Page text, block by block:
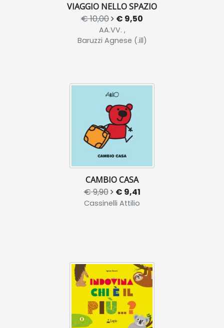
VIAGGIO NELLO SPAZIO
€ 10,00 € 9,50
AA.VV. ,
Baruzzi Agnese (.ill)
CAMBIO CASA
€ 9,90 € 9,41
Cassinelli Attilio